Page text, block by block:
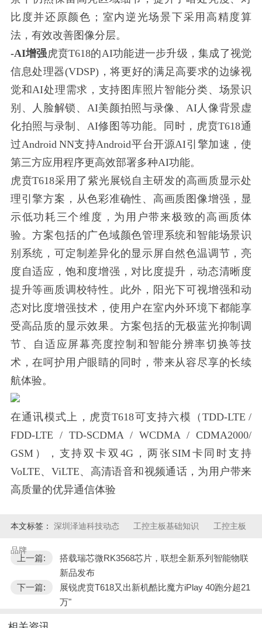
比度并还原颜色；室内逆光场景下采用高精度算
法，有效改善图像分层。
-AI增强虎贲T618的AI功能进一步升级，集成了视觉
信息处理器(VDSP)，将更好的满足高要求的边缘视
觉和AI处理需求，支持图库照片智能分类、场景识
别、人脸解锁、AI美颜拍照与录像、AI人像背景虚
化拍照与录制、AI修图等功能。同时，虎贲T618通
过Android NN支持Android平台开源AI引擎加速，使
第三方应用程序更高效部署多种AI功能。
虎贲T618采用了紫光展锐自主研发的高画质显示处
理引擎方案，从色彩准确性、高画质图像增强，显
示低功耗三个维度，为用户带来极致的高画质体
验。方案包括的广色域颜色管理系统和智能场景识
别系统，可定制差异化的显示屏自然色温调节，亮
度自适应，饱和度增强，对比度提升，动态清晰度
提升等画质调校特性。此外，阳光下可视增强和动
态对比度增强技术，使用户在室内外环境下都能享
受高品质的显示效果。方案包括的无极蓝光抑制调
节、自适应屏幕亮度控制和智能分辨率切换等技
术，在呵护用户眼睛的同时，带来从容尽享的长续
航体验。
在通讯模式上，虎贲T618可支持六模（TDD-LTE /
FDD-LTE / TD-SCDMA / WCDMA / CDMA2000/
GSM），支持双卡双4G，两张SIM卡同时支持
VoLTE、ViLTE、高清语音和视频通话，为用户带来
高质量的优异通信体验
本文标签： 深圳泽迪科技动态 工控主板基础知识 工控主板
品牌
上一篇:
搭载瑞芯微RK3568芯片，联想全新系列智能物联
新品发布
下一篇:
展锐虎贲T618又出新机酷比魔方iPlay 40跑分超21
万"